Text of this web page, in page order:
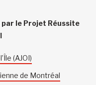
le Projet Réussite
(AJOI)
de Montréal